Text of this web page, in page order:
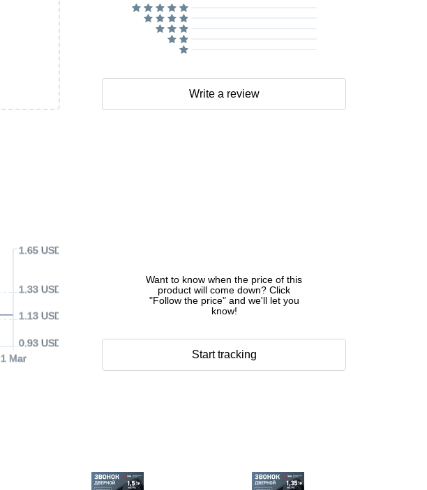
1 Mar
0.93 USD
1.13 USD
1.33 USD
1.65 USD
Want to know when the price of this
product will come down? Click
"Follow the price" and we'll let you
know!
Start tracking
Write a review